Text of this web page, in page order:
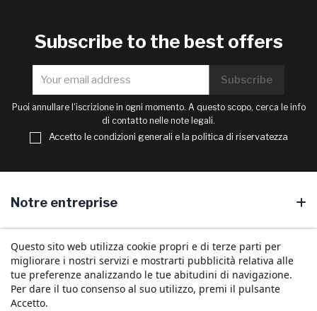
Subscribe to the best offers
Puoi annullare l'iscrizione in ogni momento. A questo scopo, cerca le info
di contatto nelle note legali.
Accetto le condizioni generali e la politica di riservatezza
Notre entreprise
Store information
Questo sito web utilizza cookie propri e di terze parti per
migliorare i nostri servizi e mostrarti pubblicità relativa alle
tue preferenze analizzando le tue abitudini di navigazione.
Per dare il tuo consenso al suo utilizzo, premi il pulsante
Accetto.